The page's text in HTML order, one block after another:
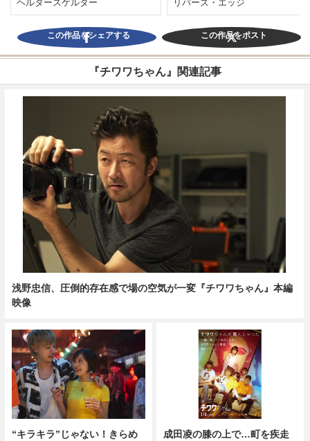
ヘルタースケルター リバーズ・エッジ
この作品をシェアする この作品をポスト
『チワワちゃん』関連記事
浅野忠信、圧倒的存在感で場の空気が一変『チワワちゃん』本編
映像
“キラキラ”じゃない！きらめ
成田凌の膝の上で…町を疾走